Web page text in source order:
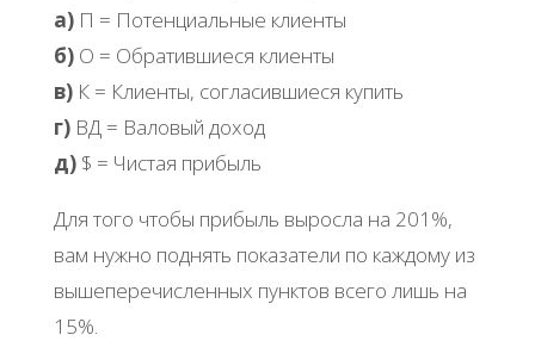
а)П = Потенциальные клиенты
б)О = Обратившиеся клиенты
в)К = Клиенты, согласившиеся купить
г)ВД = Валовый доход
д)$ = Чистая прибыль
Для того чтобы прибыль выросла на 201%,
вам нужно поднять показатели по каждому из
вышеперечисленных пунктов всего лишь на
15%.